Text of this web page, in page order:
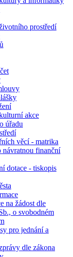
prostředí
akce
úřadu
věcí - matrika
návratnou finanční
dotace - tiskopis
na žádost dle
o svobodném
pro jednání a
dle zákona